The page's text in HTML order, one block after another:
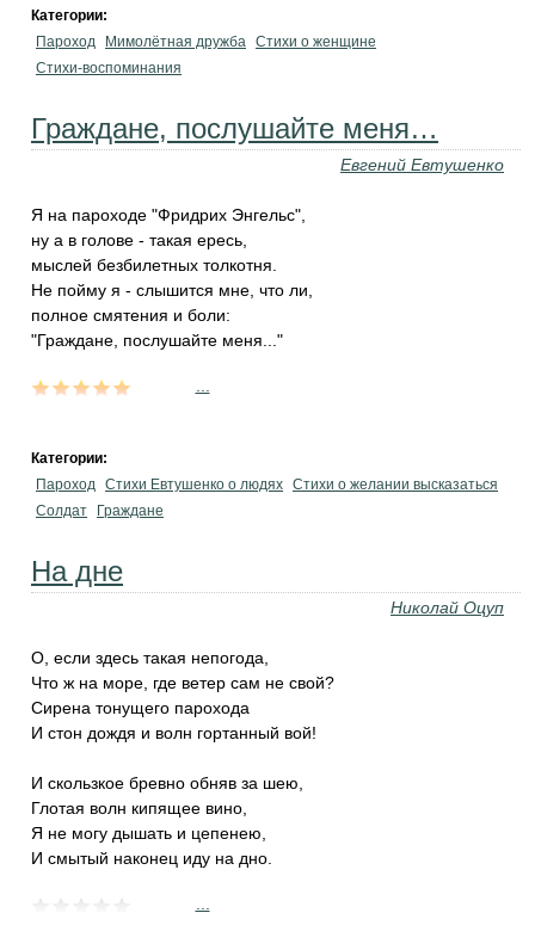
Категории:
Пароход
Мимолётная дружба Стихи о женщине
Стихи-воспоминания
Граждане, послушайте меня…
Евгений Евтушенко
Я на пароходе "Фридрих Энгельс",
ну а в голове - такая ересь,
мыслей безбилетных толкотня.
Не пойму я - слышится мне, что ли,
полное смятения и боли:
"Граждане, послушайте меня..."
Категории:
Пароход Стихи Евтушенко о людях Стихи о желании высказаться
Солдат
Граждане
На дне
Николай Оцуп
О, если здесь такая непогода,
Что ж на море, где ветер сам не свой?
Сирена тонущего парохода
И стон дождя и волн гортанный вой!
И скользкое бревно обняв за шею,
Глотая волн кипящее вино,
Я не могу дышать и цепенею,
И смытый наконец иду на дно.